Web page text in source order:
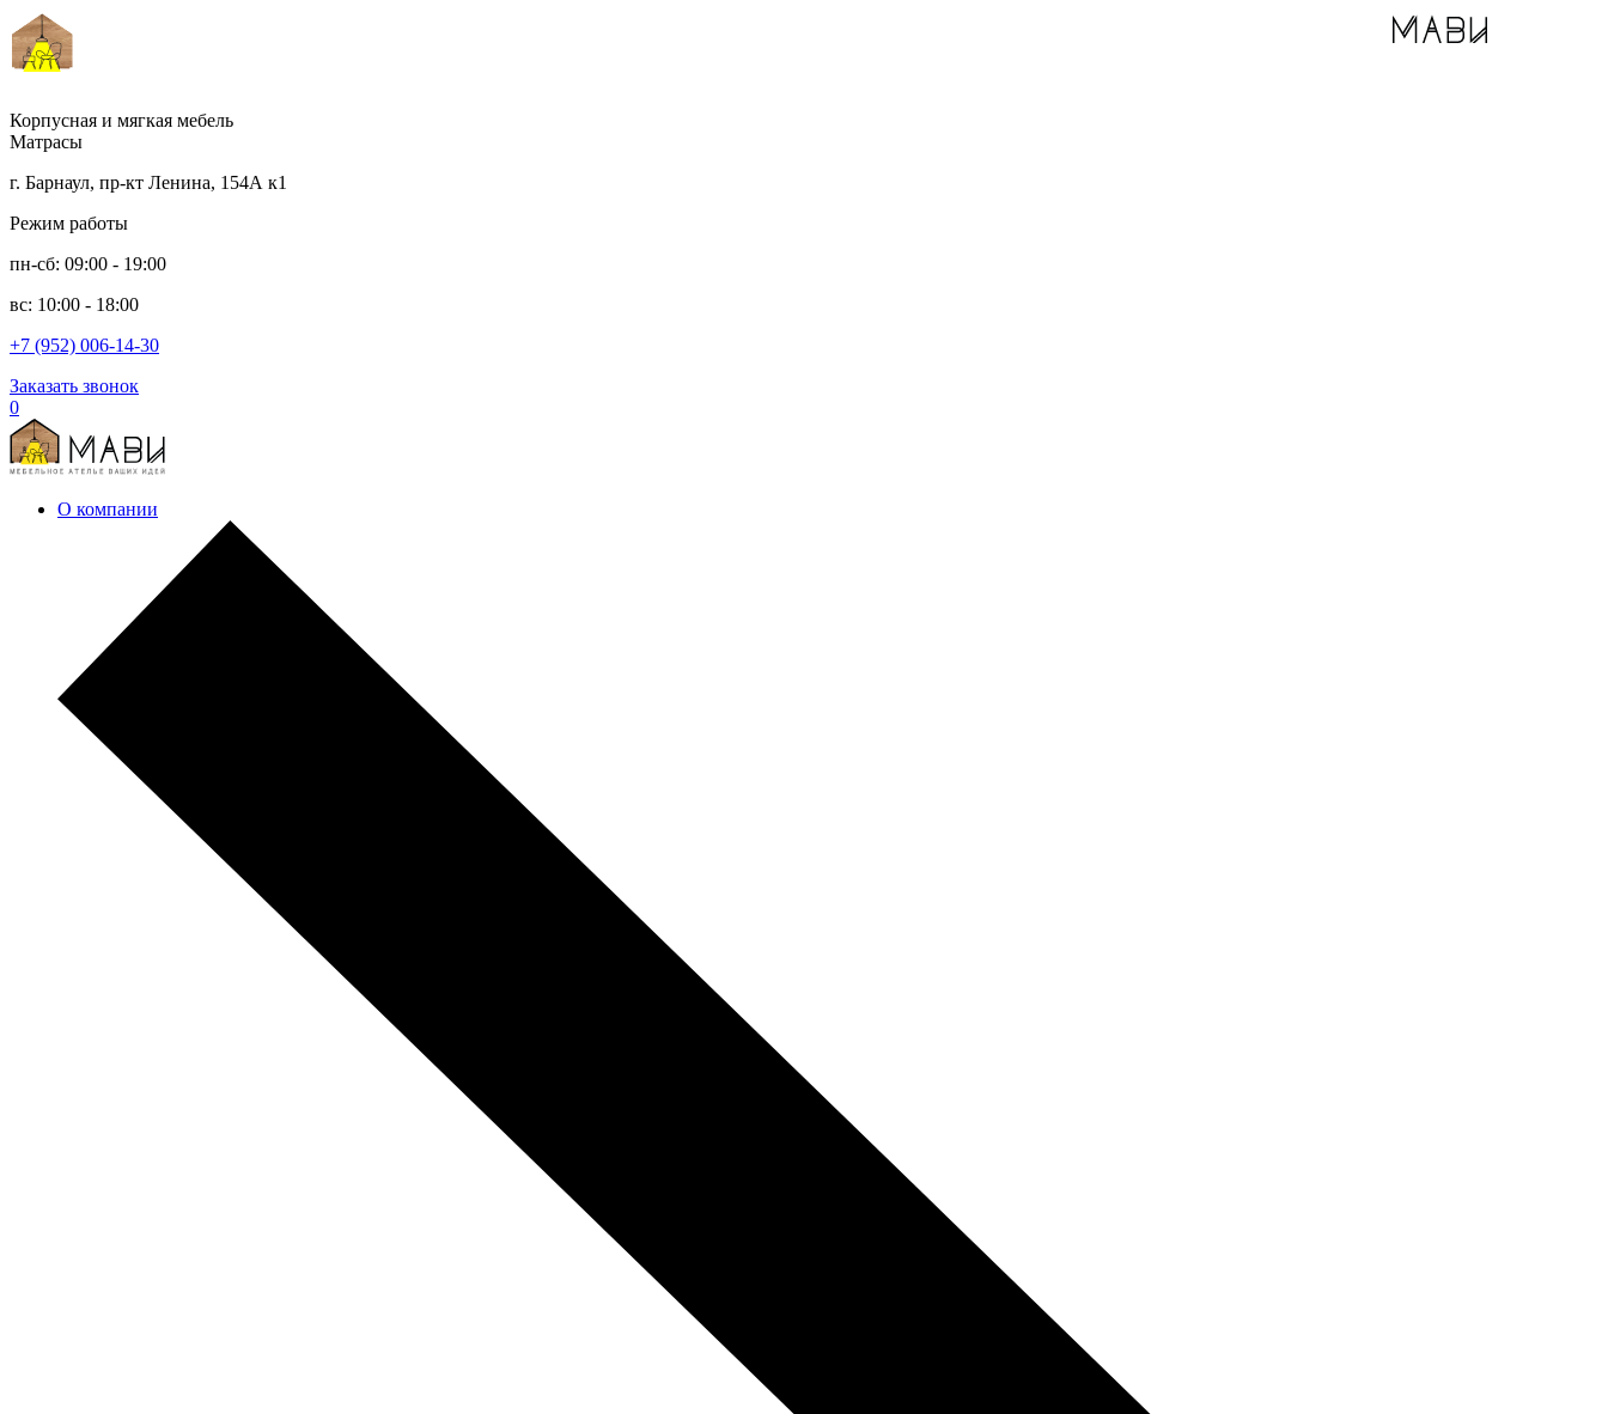
Корпусная и мягкая мебель
Матрасы
г. Барнаул, пр-кт Ленина, 154А к1
Режим работы
пн-сб: 09:00 - 19:00
вс: 10:00 - 18:00
+7 (952) 006-14-30
Заказать звонок
0
О компании